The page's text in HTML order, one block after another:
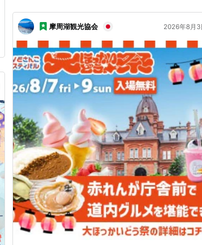
摩周湖観光協会 2026年8月3